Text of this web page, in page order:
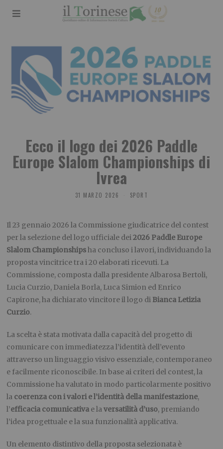
Ecco il logo dei 2026 Paddle
Europe Slalom Championships di
Ivrea
31 MARZO 2026 SPORT
Il 23 gennaio 2026 la Commissione giudicatrice del contest
per la selezione del logo ufficiale dei2026 Paddle Europe
Slalom Championshipsha concluso i lavori, individuando la
proposta vincitrice tra i 20 elaborati ricevuti. La
Commissione, composta dalla presidente Albarosa Bertoli,
Lucia Curzio, Daniela Borla, Luca Simion ed Enrico
Capirone, ha dichiarato vincitore il logo di Bianca Letizia
Curzio.
La scelta è stata motivata dalla capacità del progetto di
comunicare con immediatezza l’identità dell’evento
attraverso un linguaggio visivo essenziale, contemporaneo
e facilmente riconoscibile. In base ai criteri del contest, la
Commissione ha valutato in modo particolarmente positivo
la coerenza con i valori e l’identità della manifestazione,
l’efficacia comunicativa e laversatilità d’uso, premiando
l’idea progettuale e la sua funzionalità applicativa.
Un elemento distintivo della proposta selezionata è